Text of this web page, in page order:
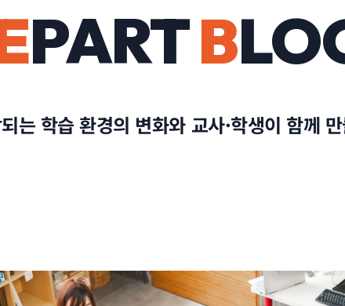
PARTB
는 학습 환경의 변화와 교사·학생이 함께